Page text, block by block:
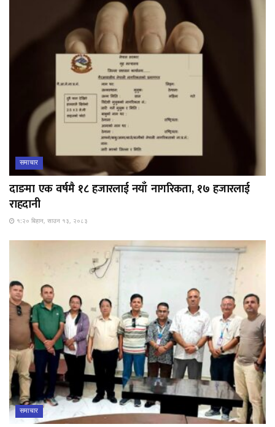
समाचार
दाङमा एक वर्षमै १८ हजारलाई नयाँ नागरिकता, १७ हजारलाई
राहदानी
१:२० बिहान, साउन १३, २०८३
समाचार